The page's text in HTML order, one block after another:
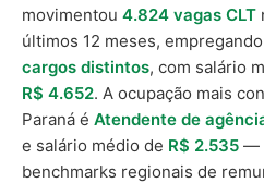
movimentou 4.824 vagas CLT
últimos 12 meses,
cargos distintos, com salário
R$ 4.652. A ocupação mais
Paraná é Atendente de
e salário médio de R$ 2.535 —
benchmarks regionais de